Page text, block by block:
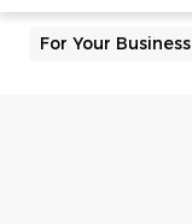
For Your Business